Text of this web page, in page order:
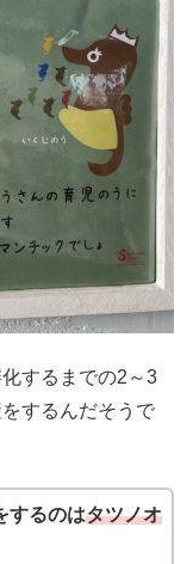
するまでの2～3
するんだそうで
するのはタツノオ